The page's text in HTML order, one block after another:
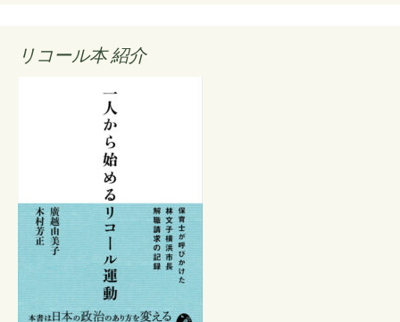
リコール本 紹介